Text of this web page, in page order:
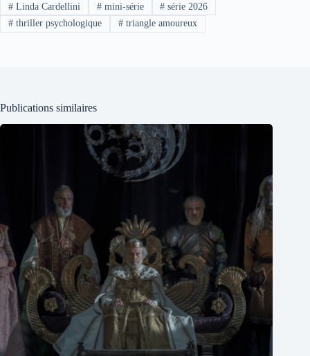
#Linda Cardellini #mini-série # série 2026
#thriller psychologique #triangle amoureux
Publications similaires